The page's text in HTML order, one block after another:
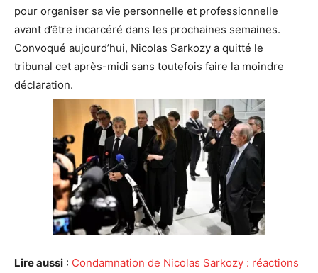
pour organiser sa vie personnelle et professionnelle
avant d’être incarcéré dans les prochaines semaines.
Convoqué aujourd’hui, Nicolas Sarkozy a quitté le
tribunal cet après-midi sans toutefois faire la moindre
déclaration.
Lire aussi : Condamnation de Nicolas Sarkozy : réactions